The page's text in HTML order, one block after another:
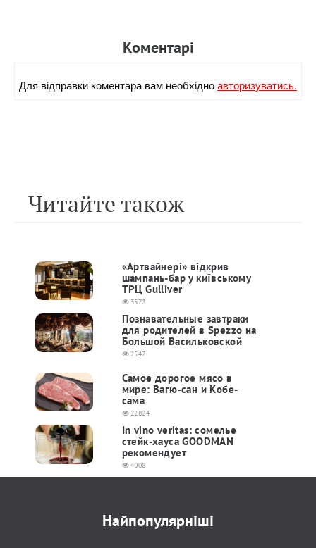
Коментарi
Для вiдправки коментара вам необхiдноавторизуватись.
Читайте також
«Артвайнері» відкрив
шампань-бар у київському
ТРЦ Gulliver
3572
Познавательные завтраки
для родителей в Spezzo на
Большой Васильковской
2547
Самое дорогое мясо в
мире: Вагю-сан и Кобе-
сама
22824
In vino veritas: сомелье
стейк-хауса GOODMAN
рекомендует
4008
Найпопулярніші